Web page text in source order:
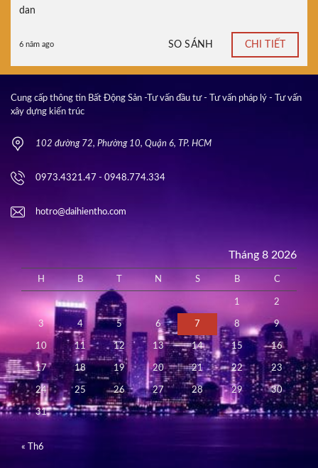
dan
6 năm ago SO SÁNH CHI TIẾT
Cung cấp thông tin Bất Động Sản -Tư vấn đầu tư - Tư vấn pháp lý - Tư vấn
xây dựng kiến trúc
102 đường 72, Phường 10, Quận 6, TP. HCM
0973.4321.47 - 0948.774.334
hotro@daihientho.com
Tháng 8 2026
H B N S B C
1 2
3 4 5 6 7 8 9
10 11 12 13 14 15 16
17 18 19 20 21 22 23
24 25 26 27 28 29 30
31
« Th6